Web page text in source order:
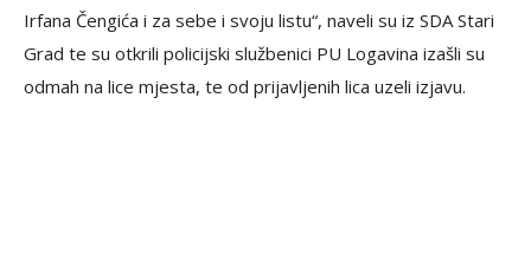
Irfana Čengića i za sebe i svoju listu“, naveli su iz SDA Stari
Grad te su otkrili policijski službenici PU Logavina izašli su
odmah na lice mjesta, te od prijavljenih lica uzeli izjavu.